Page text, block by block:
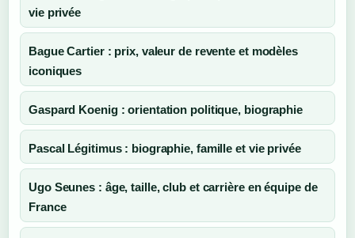
vie privée
Bague Cartier : prix, valeur de revente et modèles
iconiques
Gaspard Koenig : orientation politique, biographie
Pascal Légitimus : biographie, famille et vie privée
Ugo Seunes : âge, taille, club et carrière en équipe de
France